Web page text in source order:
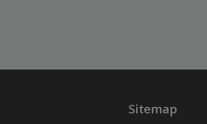
Sitemap